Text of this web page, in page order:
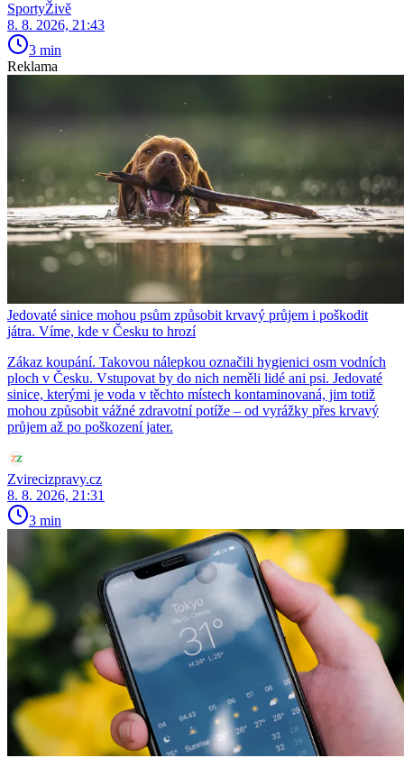
SportyŽivě
8. 8. 2026, 21:43
3 min
Reklama
Jedovaté sinice mohou psům způsobit krvavý průjem i poškodit
játra. Víme, kde v Česku to hrozí
Zákaz koupání. Takovou nálepkou označili hygienici osm vodních
ploch v Česku. Vstupovat by do nich neměli lidé ani psi. Jedovaté
sinice, kterými je voda v těchto místech kontaminovaná, jim totiž
mohou způsobit vážné zdravotní potíže – od vyrážky přes krvavý
průjem až po poškození jater.
Zvirecizpravy.cz
8. 8. 2026, 21:31
3 min